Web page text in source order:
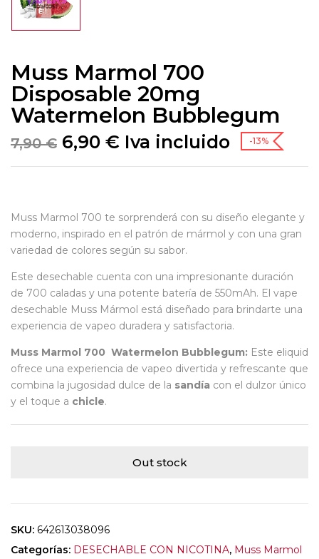
Muss Marmol 700
Disposable 20mg
Watermelon Bubblegum
7,90€ 6,90 € Iva incluido -13%
Muss Marmol 700 te sorprenderá con su diseño elegante y
moderno, inspirado en el patrón de mármol y con una gran
variedad de colores según su sabor.
Este desechable cuenta con una impresionante duración
de 700 caladas y una potente batería de 550mAh. El vape
desechable Muss Mármol está diseñado para brindarte una
experiencia de vapeo duradera y satisfactoria.
Muss Marmol 700 Watermelon Bubblegum: Este eliquid
ofrece una experiencia de vapeo divertida y refrescante que
combina la jugosidad dulce de la sandía con el dulzor único
y el toque a chicle.
Out stock
SKU: 642613038096
Categorías: DESECHABLE CON NICOTINA, Muss Marmol